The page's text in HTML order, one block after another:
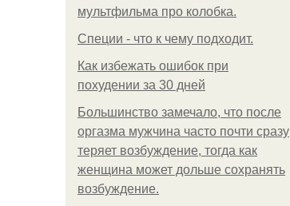
мультфильма про колобка.
Специи - что к чему подходит.
Как избежать ошибок при
похудении за 30 дней
Большинство замечало, что после
оргазма мужчина часто почти сразу
теряет возбуждение, тогда как
женщина может дольше сохранять
возбуждение.